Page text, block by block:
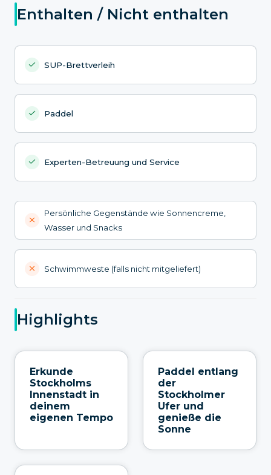
Enthalten / Nicht enthalten
SUP-Brettverleih
Paddel
Experten-Betreuung und Service
Persönliche Gegenstände wie Sonnencreme,
Wasser und Snacks
Schwimmweste (falls nicht mitgeliefert)
Highlights
Erkunde
Stockholms
Innenstadt in
deinem
eigenen Tempo
Paddel entlang
der
Stockholmer
Ufer und
genieße die
Sonne